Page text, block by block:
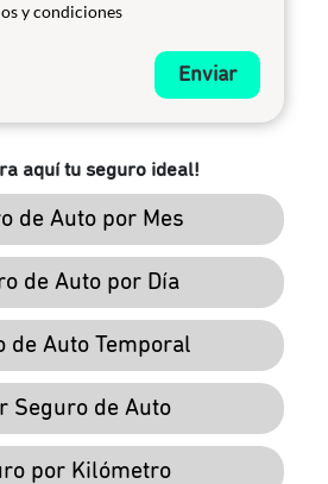
y condiciones
Enviar
aquí tu seguro ideal!
de Auto por Mes
de Auto por Día
de Auto Temporal
Seguro de Auto
por Kilómetro